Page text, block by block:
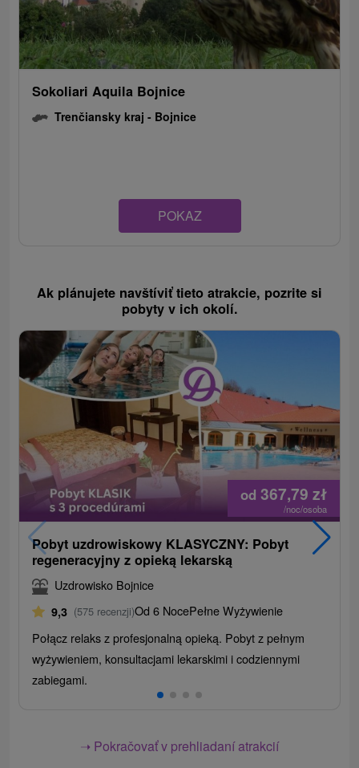
Sokoliari Aquila Bojnice
Trenčiansky kraj - Bojnice
POKAZ
Ak plánujete navštíviť tieto atrakcie, pozrite si
pobyty v ich okolí.
od 367,79zł
/noc/osoba
Pobyt uzdrowiskowy KLASYCZNY: Pobyt
regeneracyjny z opieką lekarską
Uzdrowisko Bojnice
9,3 (575 recenzji)Od 6 NocePełne Wyżywienie
Połącz relaks z profesjonalną opieką. Pobyt z pełnym
wyżywieniem, konsultacjami lekarskimi i codziennymi
zabiegami.
➝ Pokračovať v prehliadaní atrakcií